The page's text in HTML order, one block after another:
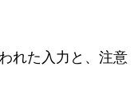
れた入力と、注意